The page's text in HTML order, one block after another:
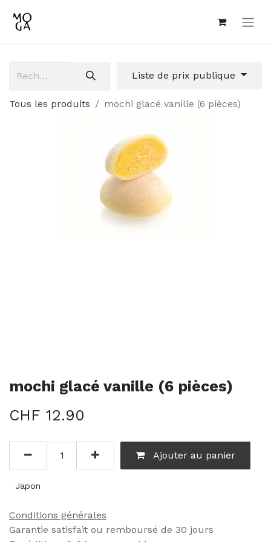
Liste de prix publique
Tous les produits mochi glacé vanille (6 pièces)
mochi glacé vanille (6 pièces)
CHF 12.90
Ajouter au panier
Japon
Conditions générales
Garantie satisfait ou remboursé de 30 jours